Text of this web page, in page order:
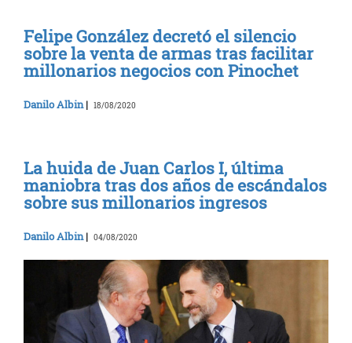
Felipe González decretó el silencio
sobre la venta de armas tras facilitar
millonarios negocios con Pinochet
Danilo Albin| 18/08/2020
La huida de Juan Carlos I, última
maniobra tras dos años de escándalos
sobre sus millonarios ingresos
Danilo Albin| 04/08/2020